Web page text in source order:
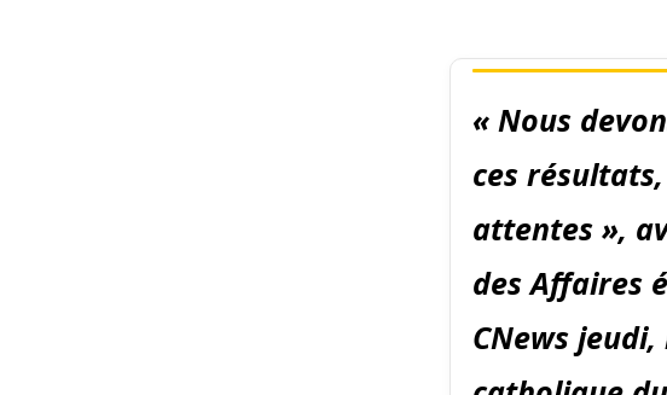
« Nous
ces
attentes »,
des Affaires
CNews